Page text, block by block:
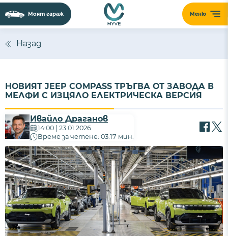
Меню
Моят гараж
Назад
НОВИЯТ JEEP COMPASS ТРЪГВА ОТ ЗАВОДА В
МЕЛФИ С ИЗЦЯЛО ЕЛЕКТРИЧЕСКА ВЕРСИЯ
Ивайло Драганов
14:00 | 23.01.2026
Време за четене: 03:17 мин.